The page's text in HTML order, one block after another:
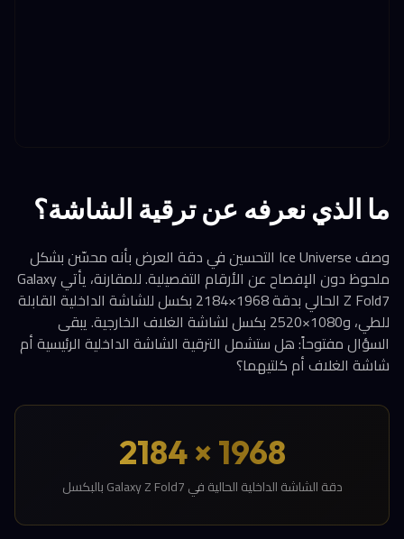
ما الذي نعرفه عن ترقية الشاشة؟
وصف Ice Universe التحسين في دقة العرض بأنه محسّن بشكل
ملحوظ دون الإفصاح عن الأرقام التفصيلية. للمقارنة، يأتي Galaxy
Z Fold7 الحالي بدقة 1968×2184 بكسل للشاشة الداخلية القابلة
للطي، و1080×2520 بكسل لشاشة الغلاف الخارجية. يبقى
السؤال مفتوحاً: هل ستشمل الترقية الشاشة الداخلية الرئيسية أم
شاشة الغلاف أم كلتيهما؟
1968 × 2184
دقة الشاشة الداخلية الحالية في Galaxy Z Fold7 بالبكسل